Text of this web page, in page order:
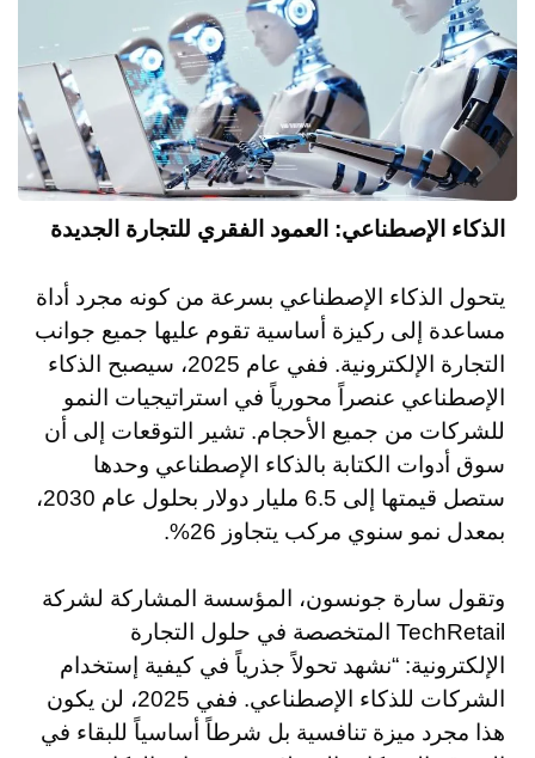
الذكاء الإصطناعي: العمود الفقري للتجارة الجديدة
يتحول الذكاء الإصطناعي بسرعة من كونه مجرد أداة
مساعدة إلى ركيزة أساسية تقوم عليها جميع جوانب
التجارة الإلكترونية. ففي عام 2025، سيصبح الذكاء
الإصطناعي عنصراً محورياً في استراتيجيات النمو
للشركات من جميع الأحجام. تشير التوقعات إلى أن
سوق أدوات الكتابة بالذكاء الإصطناعي وحدها
ستصل قيمتها إلى 6.5 مليار دولار بحلول عام 2030،
بمعدل نمو سنوي مركب يتجاوز 26%.
وتقول سارة جونسون، المؤسسة المشاركة لشركة
TechRetail المتخصصة في حلول التجارة
الإلكترونية: “نشهد تحولاً جذرياً في كيفية إستخدام
الشركات للذكاء الإصطناعي. ففي 2025، لن يكون
هذا مجرد ميزة تنافسية بل شرطاً أساسياً للبقاء في